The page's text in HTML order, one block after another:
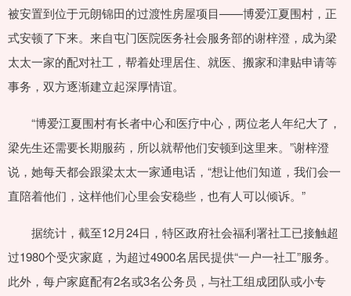
被安置到位于元朗锦田的过渡性房屋项目——博爱江夏围村，正
式安顿了下来。来自屯门医院医务社会服务部的谢梓澄，成为梁
太太一家的配对社工，帮着处理居住、就医、搬家和津贴申请等
事务，双方逐渐建立起深厚情谊。
“博爱江夏围村有长者中心和医疗中心，两位老人年纪大了，
梁先生还需要长期服药，所以就帮他们安顿到这里来。”谢梓澄
说，她每天都会跟梁太太一家通电话，“想让他们知道，我们会一
直陪着他们，这样他们心里会安稳些，也有人可以倾诉。”
据统计，截至12月24日，特区政府社会福利署社工已接触超
过1980个受灾家庭，为超过4900名居民提供“一户一社工”服务。
此外，每户家庭配有2名或3名公务员，与社工组成团队或小专